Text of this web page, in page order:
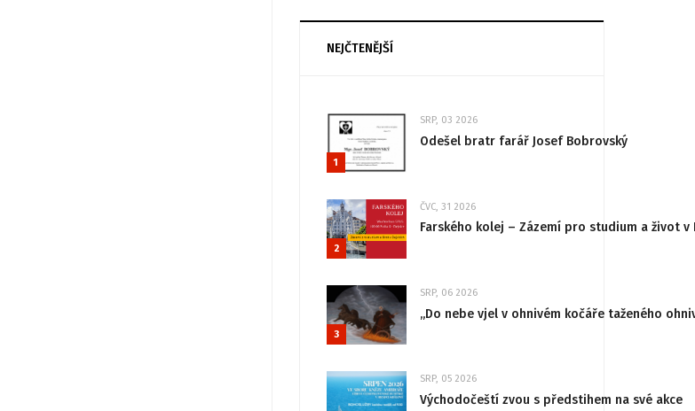
NEJČTENĚJŠÍ
1
SRP, 03 2026
Odešel bratr farář Josef Bobrovský
2
ČVC, 31 2026
Farského kolej – Zázemí pro studium a život v
3
SRP, 06 2026
„Do nebe vjel v ohnivém kočáře taženého
SRP, 05 2026
Východočeští zvou s předstihem na své akce